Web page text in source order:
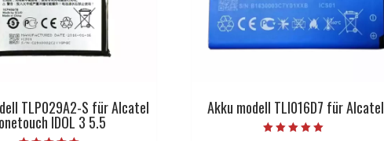
TLP029A2-S für Alcatel
onetouch IDOL 3 5.5
Akku modell TLI016D7 für Alcatel